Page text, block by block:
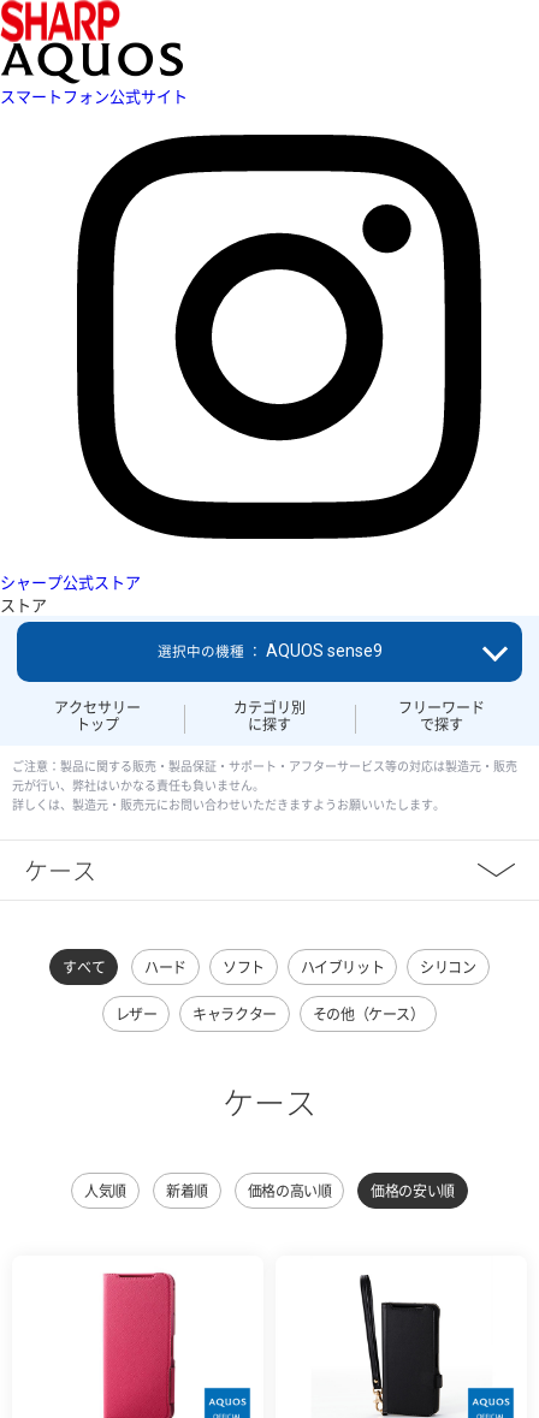
スマートフォン公式サイト
シャープ公式ストア
ストア
アクセサリー
トップ
カテゴリ別
に探す
フリーワード
で探す
選択中の機種 ： AQUOS sense9
ご注意：製品に関する販売・製品保証・サポート・アフターサービス等の対応は製造元・販売
元が行い、弊社はいかなる責任も負いません。
詳しくは、製造元・販売元にお問い合わせいただきますようお願いいたします。
ケース
すべて ハード ソフト ハイブリット シリコン
レザー キャラクター その他（ケース）
ケース
人気順 新着順 価格の高い順 価格の安い順